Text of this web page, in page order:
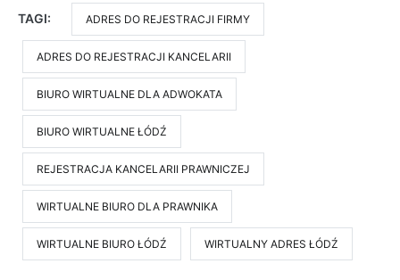
TAGI: ADRES DO REJESTRACJI FIRMY
ADRES DO REJESTRACJI KANCELARII
BIURO WIRTUALNE DLA ADWOKATA
BIURO WIRTUALNE ŁÓDŹ
REJESTRACJA KANCELARII PRAWNICZEJ
WIRTUALNE BIURO DLA PRAWNIKA
WIRTUALNE BIURO ŁÓDŹ WIRTUALNY ADRES ŁÓDŹ